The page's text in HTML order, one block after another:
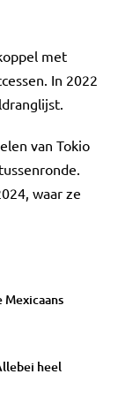
met
In 2022
van Tokio
waar ze
heel